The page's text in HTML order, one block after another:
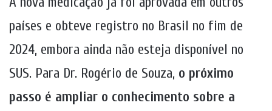
países e obteve registro no Brasil no fim de
2024, embora ainda não esteja disponível no
SUS. Para Dr. Rogério de Souza, o próximo
passo é ampliar o conhecimento sobre a